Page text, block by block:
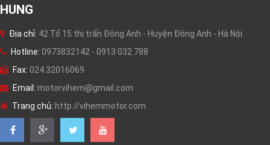
HUNG
Địa chỉ: 42 Tổ 15 thị trấn Đông Anh - Huyện Đông Anh - Hà Nội
Hotline: 0973832142 - 0913 032 788
Fax: 024.32016069
Email: motorvihem@gmail.com
Trang chủ: http://vihemmotor.com